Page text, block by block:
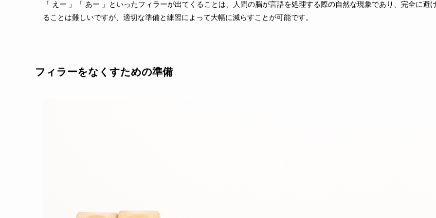
「 えー 」「 あー 」といったフィラーが出てくることは、人間の脳が言語を処理する際の自然な現象であり、完全に避
ることは難しいですが、適切な準備と練習によって大幅に減らすことが可能です。
フィラーをなくすための準備